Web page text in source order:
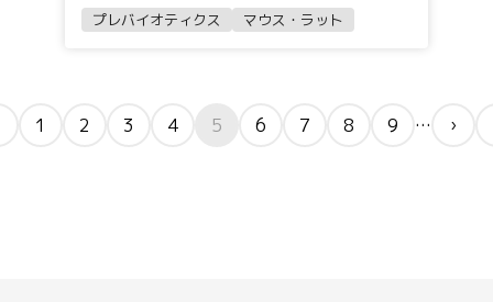
プレバイオティクス マウス・ラット
1 2 3 4 5 6 7 8 9 … ›